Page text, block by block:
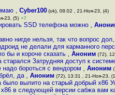
, Cyber100 (ok), 08:02 , 21-Ноя-23, (4)
23, (5) +7
SSD телефона можно ,
нигде нельзя, так что вопрос дол,
не делали для карманного
бы и короче сказать , Аноним (72),
Затрудняя доступ к
бороться с вендором , Аноним
да , Аноним (72), 13:31 , 21-Ноя-23,
было вылито на старый добрый x86
x86 в следующей версии сабжа вам